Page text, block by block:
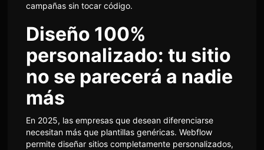
campañas sin tocar código.
Diseño 100%
personalizado: tu sitio
no se parecerá a nadie
más
En 2025, las empresas que desean diferenciarse
necesitan más que plantillas genéricas. Webflow
permite diseñar sitios completamente personalizados,